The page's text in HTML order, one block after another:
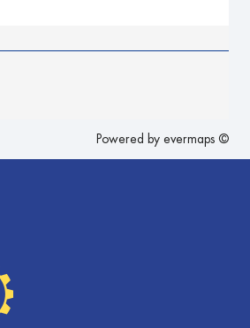
Powered by evermaps ©